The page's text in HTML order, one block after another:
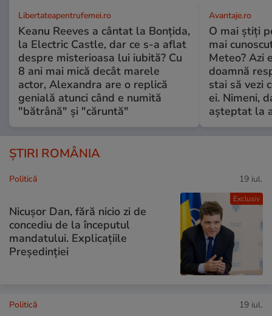
Libertateapentrufemei.ro
Keanu Reeves a cântat la Bonțida,
la Electric Castle, dar ce s-a aflat
despre misterioasa lui iubită? Cu
8 ani mai mică decât marele
actor, Alexandra are o replică
genială atunci când e numită
"bătrână" și "căruntă"
Avantaje.ro
O mai știți
mai
Meteo? Azi
doamnă
stai să vezi
ei. Nimeni,
așteptat la
ȘTIRI ROMÂNIA
Exclusiv
Politică 19 iul.
Nicușor Dan, fără nicio zi de
concediu de la începutul
mandatului. Explicațiile
Președinției
Politică 19 iul.